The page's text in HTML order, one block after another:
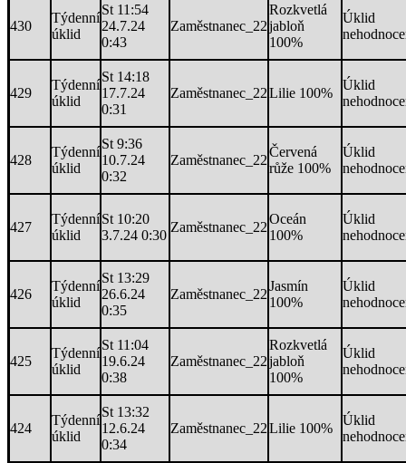
430
Týdenní
úklid
St 11:54
24.7.24
0:43
Zaměstnanec_22
Rozkvetlá
jabloň
100%
Úklid
429
Týdenní
úklid
St 14:18
17.7.24
0:31
Zaměstnanec_22Lilie 100%
Úklid
428
Týdenní
úklid
St 9:36
10.7.24
0:32
Zaměstnanec_22
Červená
růže 100%
Úklid
427
Týdenní
úklid
St 10:20
3.7.24 0:30
Zaměstnanec_22
Oceán
100%
Úklid
426
Týdenní
úklid
St 13:29
26.6.24
0:35
Zaměstnanec_22
Jasmín
100%
Úklid
425
Týdenní
úklid
St 11:04
19.6.24
0:38
Zaměstnanec_22
Rozkvetlá
jabloň
100%
Úklid
424
Týdenní
úklid
St 13:32
12.6.24
0:34
Zaměstnanec_22Lilie 100%
Úklid